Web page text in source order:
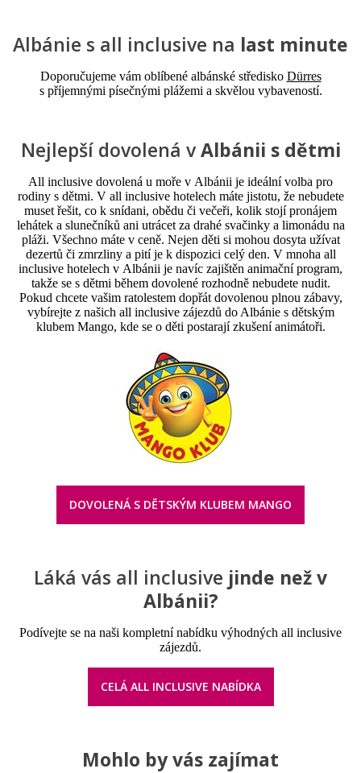
Albánie s all inclusive na last minute
Doporučujeme vám oblíbené albánské středisko Dürres
s příjemnými písečnými plážemi a skvělou vybaveností.
Nejlepší dovolená vAlbánii s dětmi
All inclusive dovolená u moře v Albánii je ideální volba pro
rodiny s dětmi. V all inclusive hotelech máte jistotu, že nebudete
muset řešit, co k snídani, obědu či večeři, kolik stojí pronájem
lehátek a slunečníků ani utrácet za drahé svačinky a limonádu na
pláži. Všechno máte v ceně. Nejen děti si mohou dosyta užívat
dezertů či zmrzliny a pití je k dispozici celý den. V mnoha all
inclusive hotelech v Albánii je navíc zajištěn animační program,
takže se s dětmi během dovolené rozhodně nebudete nudit.
Pokud chcete vašim ratolestem dopřát dovolenou plnou zábavy,
vybírejte z našich all inclusive zájezdů do Albánie s dětským
klubem Mango, kde se o děti postarají zkušení animátoři.
DOVOLENÁ S DĚTSKÝM KLUBEM MANGO
Láká vás all inclusive jinde než v
Albánii?
Podívejte se na naši kompletní nabídku výhodných all inclusive
zájezdů.
CELÁ ALL INCLUSIVE NABÍDKA
Mohlo by vás zajímat